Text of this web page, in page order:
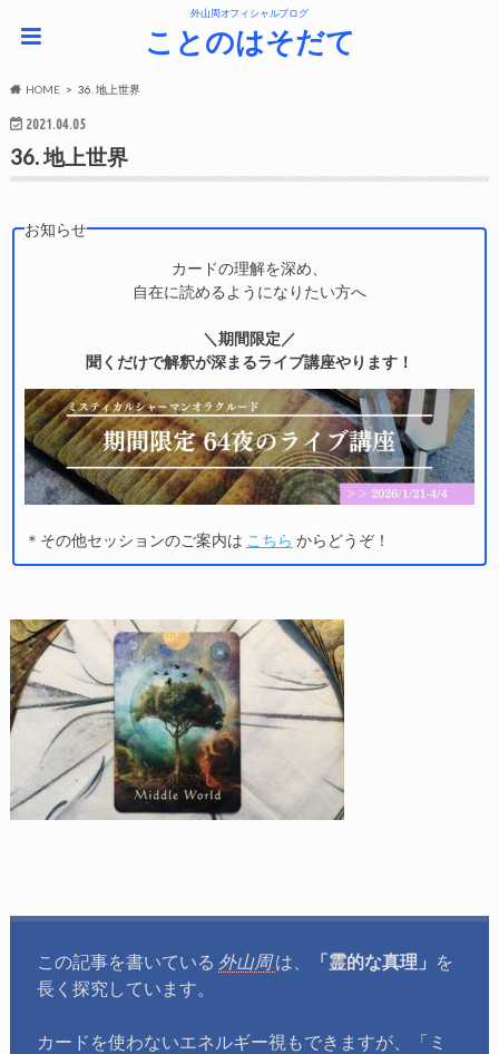
外山周オフィシャルブログ
ことのはそだて
HOME 36. 地上世界
2021.04.05
36. 地上世界
お知らせ
カードの理解を深め、
自在に読めるようになりたい方へ
＼期間限定／
聞くだけで解釈が深まるライブ講座やります！
＊その他セッションのご案内は こちら からどうぞ！
この記事を書いている 外山周は、 「霊的な真理」 を
長く探究しています。
カードを使わないエネルギー視もできますが、「ミ